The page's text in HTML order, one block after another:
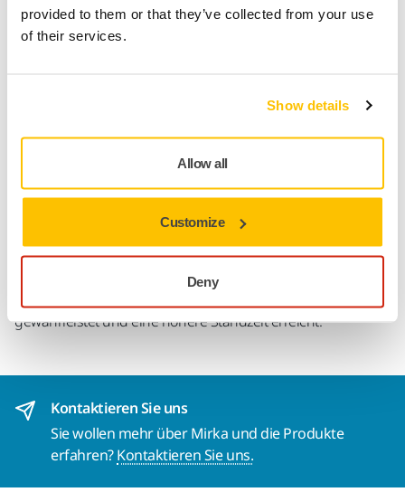
provided to them or that they’ve collected from your use
of their services.
Show details
Allow all
Customize
Deny
Technische Eigenschaften
Downloads
Abranet setzt neue Maßstäbe in der Schleiftechnik und
ermöglicht nahezu staubfreies Schleifen. Das Produkt
wurde speziell für das Schleifen von Lacken, Kunststoffen,
weichem Aluminium, Weichholz etc. entwickelt. Durch die
gewährleistet und eine höhere Standzeit erreicht.
Kontaktieren Sie uns
Sie wollen mehr über Mirka und die Produkte
erfahren?Kontaktieren Sie uns.